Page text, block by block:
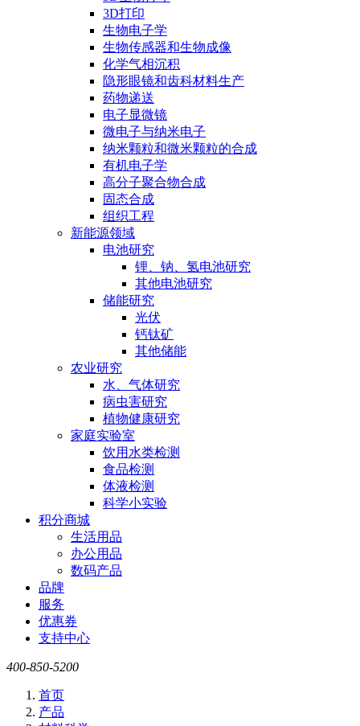
3D打印
生物电子学
生物传感器和生物成像
化学气相沉积
隐形眼镜和齿科材料生产
药物递送
电子显微镜
微电子与纳米电子
纳米颗粒和微米颗粒的合成
有机电子学
高分子聚合物合成
固态合成
组织工程
新能源领域
电池研究
锂、钠、氢电池研究
其他电池研究
储能研究
光伏
钙钛矿
其他储能
农业研究
水、气体研究
病虫害研究
植物健康研究
家庭实验室
饮用水类检测
食品检测
体液检测
科学小实验
积分商城
生活用品
办公用品
数码产品
品牌
服务
优惠券
支持中心
400-850-5200
首页
产品